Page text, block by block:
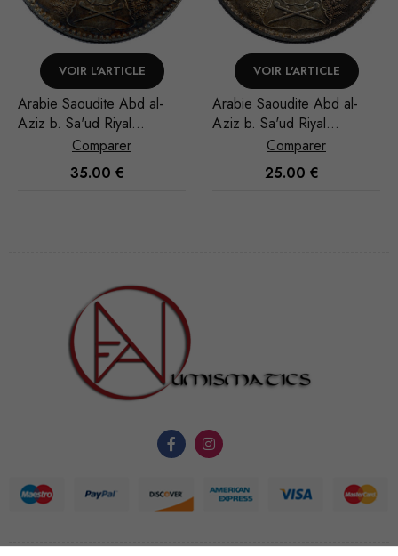
VOIR L'ARTICLE
Arabie Saoudite Abd al-
Aziz b. Sa'ud Riyal
1948/AH 1367
Comparer
25.00
VOIR L'ARTICLE
Arabie Saoudite Abd al-
Aziz b. Sa'ud Riyal
1948/AH 1367
Comparer
35.00
Nécessaire
Ces cookies
Statistiques
Afin que
et la